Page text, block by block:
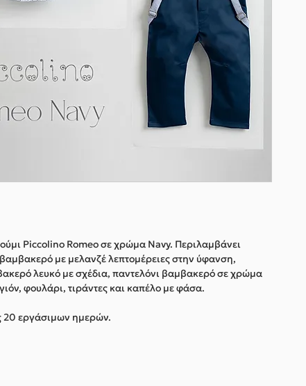
Piccolino Romeo σε χρώμα Navy. Περιλαμβάνει
με μελανζέ λεπτομέρειες στην ύφανση,
λευκό με σχέδια, παντελόνι βαμβακερό σε χρώμα
φουλάρι, τιράντες και καπέλο με φάσα.
20 εργάσιμων ημερών.